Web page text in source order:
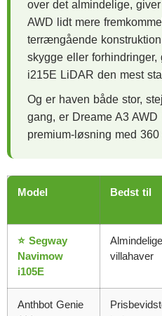
over det almindelige,
AWD lidt mere
terrængående
skygge eller
i215E LiDAR den mest
Og er haven både stor,
gang, er Dreame A3
premium-løsning med
Model Bedst til
⭐ Segway
Navimow
i105E
Almindelige
villahaver
Anthbot Genie